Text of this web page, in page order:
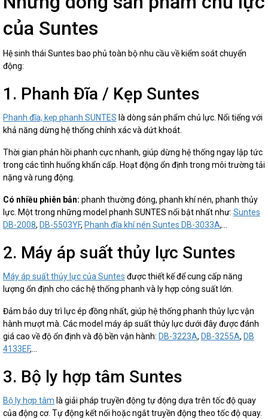
của Suntes
Hệ sinh thái Suntes bao phủ toàn bộ nhu cầu về kiểm soát chuyển
động:
1. Phanh Đĩa / Kẹp Suntes
Phanh đĩa, kẹp phanh SUNTES là dòng sản phẩm chủ lực. Nổi tiếng với
khả năng dừng hệ thống chính xác và dứt khoát.
Thời gian phản hồi phanh cực nhanh, giúp dừng hệ thống ngay lập tức
trong các tình huống khẩn cấp. Hoạt động ổn định trong môi trường tải
nặng và rung động.
Có nhiều phiên bản: phanh thường đóng, phanh khí nén, phanh thủy
lực. Một trong những model phanh SUNTES nổi bật nhất như: Suntes
DB-2008, DB-5503YF, Phanh đĩa khí nén Suntes DB-3033A,...
2. Máy áp suất thủy lực Suntes
Máy áp suất thủy lực của Suntes được thiết kế để cung cấp năng
lượng ổn định cho các hệ thống phanh và ly hợp công suất lớn.
Đảm bảo duy trì lực ép đồng nhất, giúp hệ thống phanh thủy lực vận
hành mượt mà. Các model máy áp suất thủy lực dưới đây được đánh
giá cao về độ ổn định và độ bền vận hành: DB-3223A, DB-3255A, DB
4133EF,...
3. Bộ ly hợp tâm Suntes
Bộ ly hợp tâm là giải pháp truyền động tự động dựa trên tốc độ quay
của động cơ. Tự động kết nối hoặc ngắt truyền động theo tốc độ quay.